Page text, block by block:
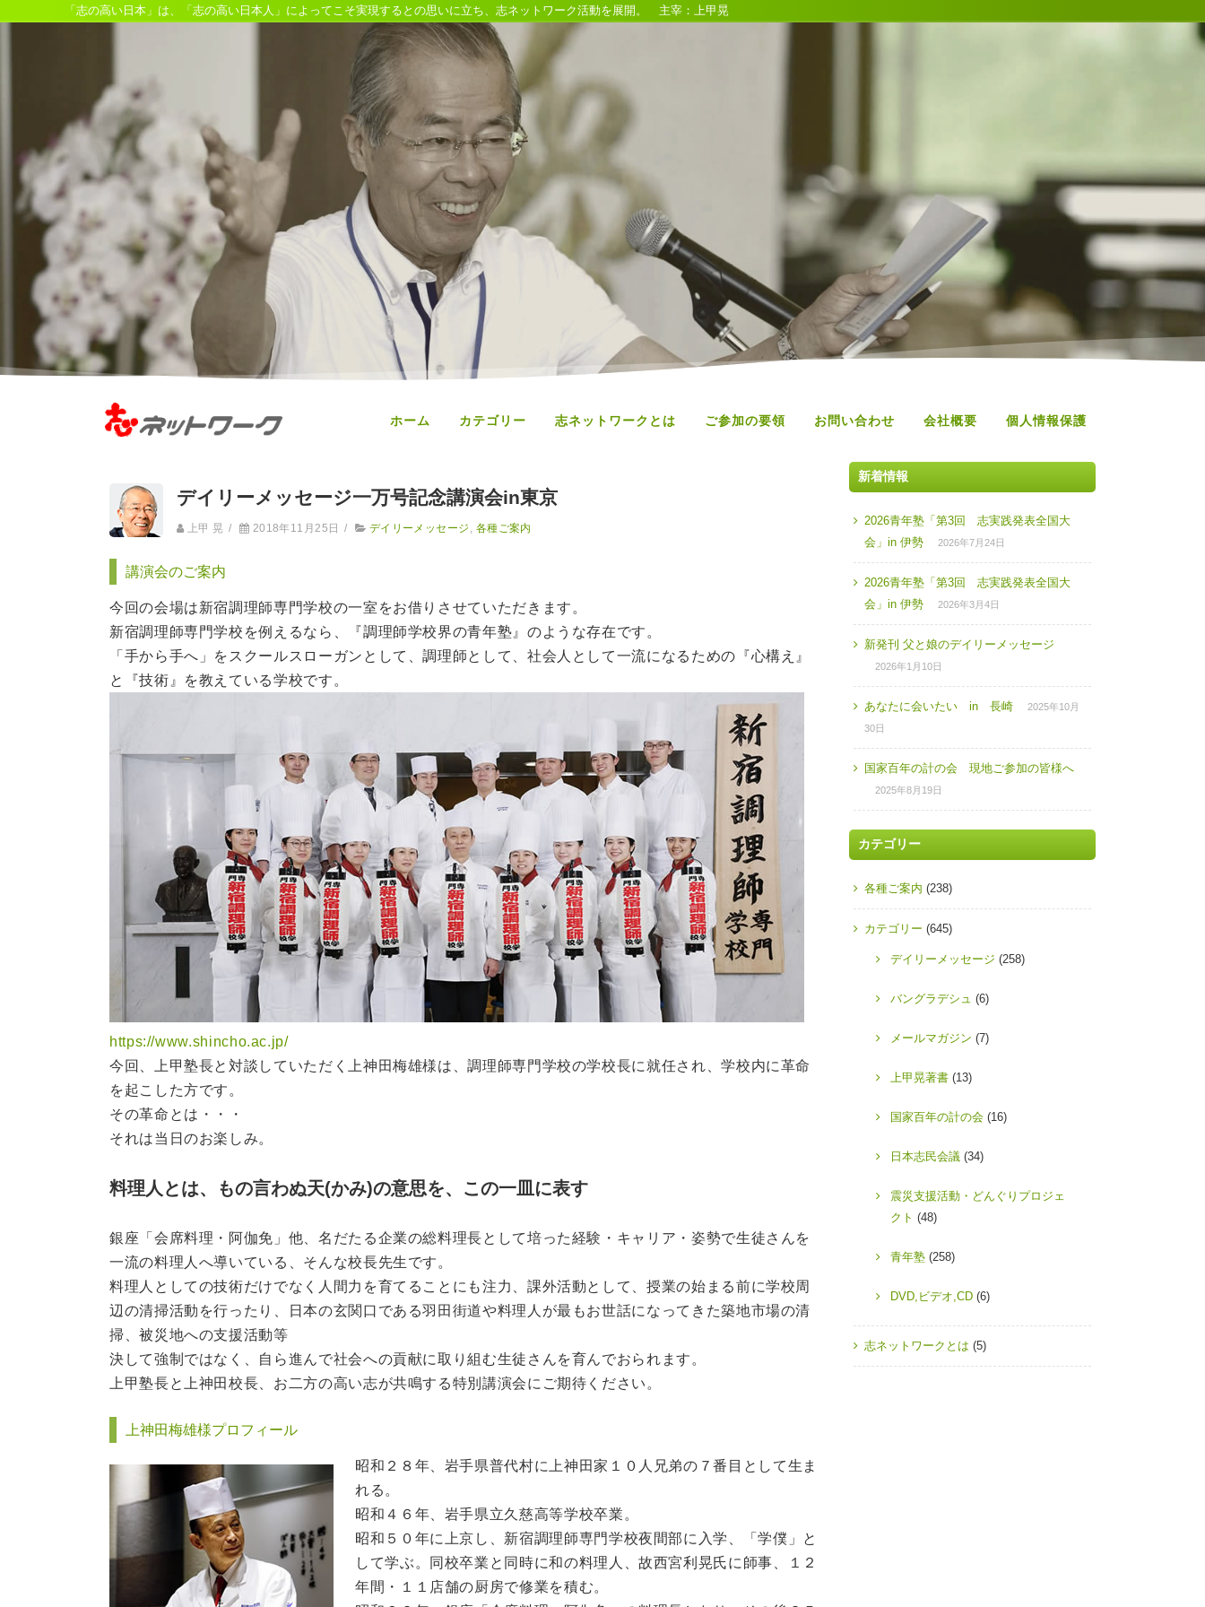
「志の高い日本」は、「志の高い日本人」によってこそ実現するとの思いに立ち、志ネットワーク活動を展開。 主宰：上甲晃
ホーム カテゴリー 志ネットワークとは ご参加の要領 お問い合わせ 会社概要 個人情報保護
デイリーメッセージ一万号記念講演会in東京
上甲 晃 / 2018年11月25日 / デイリーメッセージ 各種ご案内
講演会のご案内
今回の会場は新宿調理師専門学校の一室をお借りさせていただきます。
新宿調理師専門学校を例えるなら、『調理師学校界の青年塾』のような存在です。
「手から手へ」をスクールスローガンとして、調理師として、社会人として一流になるための『心構え』
と『技術』を教えている学校です。
https://www.shincho.ac.jp/
今回、上甲塾長と対談していただく上神田梅雄様は、調理師専門学校の学校長に就任され、学校内に革命
を起こした方です。
その革命とは・・・
それは当日のお楽しみ。
料理人とは、もの言わぬ天(かみ)の意思を、この一皿に表す
銀座「会席料理・阿伽免」他、名だたる企業の総料理長として培った経験・キャリア・姿勢で生徒さんを
一流の料理人へ導いている、そんな校長先生です。
料理人としての技術だけでなく人間力を育てることにも注力、課外活動として、授業の始まる前に学校周
辺の清掃活動を行ったり、日本の玄関口である羽田街道や料理人が最もお世話になってきた築地市場の清
掃、被災地への支援活動等
決して強制ではなく、自ら進んで社会への貢献に取り組む生徒さんを育んでおられます。
上甲塾長と上神田校長、お二方の高い志が共鳴する特別講演会にご期待ください。
上神田梅雄様プロフィール
昭和２８年、岩手県普代村に上神田家１０人兄弟の７番目として生ま
れる。
昭和４６年、岩手県立久慈高等学校卒業。
昭和５０年に上京し、新宿調理師専門学校夜間部に入学、「学僕」と
して学ぶ。同校卒業と同時に和の料理人、故西宮利晃氏に師事、１２
年間・１１店舗の厨房で修業を積む。
新着情報
2026青年塾「第3回 志実践発表全国大
会」in 伊勢
2026年7月24日
2026青年塾「第3回 志実践発表全国大
会」in 伊勢
2026年3月4日
新発刊 父と娘のデイリーメッセージ
2026年1月10日
あなたに会いたい in 長崎
2025年10月
30日
国家百年の計の会 現地ご参加の皆様へ
2025年8月19日
カテゴリー
各種ご案内 (238)
カテゴリー (645)
デイリーメッセージ (258)
バングラデシュ (6)
メールマガジン (7)
上甲晃著書 (13)
国家百年の計の会 (16)
日本志民会議 (34)
震災支援活動・どんぐりプロジェ
クト (48)
青年塾 (258)
DVD,ビデオ,CD (6)
志ネットワークとは (5)